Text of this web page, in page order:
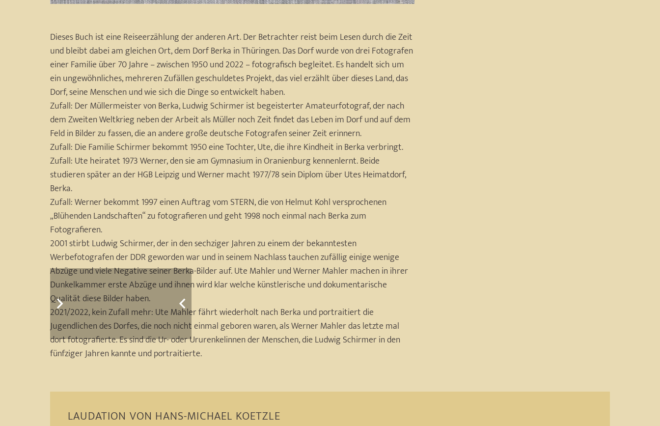
Dieses Buch ist eine Reiseerzählung der anderen Art. Der Betrachter reist beim Lesen durch die Zeit
und bleibt dabei am gleichen Ort, dem Dorf Berka in Thüringen. Das Dorf wurde von drei Fotografen
einer Familie über 70 Jahre – zwischen 1950 und 2022 – fotografisch begleitet. Es handelt sich um
ein ungewöhnliches, mehreren Zufällen geschuldetes Projekt, das viel erzählt über dieses Land, das
Dorf, seine Menschen und wie sich die Dinge so entwickelt haben.
Zufall: Der Müllermeister von Berka, Ludwig Schirmer ist begeisterter Amateurfotograf, der nach
dem Zweiten Weltkrieg neben der Arbeit als Müller noch Zeit findet das Leben im Dorf und auf dem
Feld in Bilder zu fassen, die an andere große deutsche Fotografen seiner Zeit erinnern.
Zufall: Die Familie Schirmer bekommt 1950 eine Tochter, Ute, die ihre Kindheit in Berka verbringt.
Zufall: Ute heiratet 1973 Werner, den sie am Gymnasium in Oranienburg kennenlernt. Beide
studieren später an der HGB Leipzig und Werner macht 1977/78 sein Diplom über Utes Heimatdorf,
Berka.
Zufall: Werner bekommt 1997 einen Auftrag vom STERN, die von Helmut Kohl versprochenen
„Blühenden Landschaften“ zu fotografieren und geht 1998 noch einmal nach Berka zum
Fotografieren.
2001 stirbt Ludwig Schirmer, der in den sechziger Jahren zu einem der bekanntesten
Werbefotografen der DDR geworden war und in seinem Nachlass tauchen zufällig einige wenige
Abzüge und viele Negative seiner Berka-Bilder auf. Ute Mahler und Werner Mahler machen in ihrer
Dunkelkammer erste Abzüge und ihnen wird klar welche künstlerische und dokumentarische
Qualität diese Bilder haben.
2021/2022, kein Zufall mehr: Ute Mahler fährt wiederholt nach Berka und portraitiert die
Jugendlichen des Dorfes, die noch nicht einmal geboren waren, als Werner Mahler das letzte mal
dort fotografierte. Es sind die Ur- oder Ururenkelinnen der Menschen, die Ludwig Schirmer in den
fünfziger Jahren kannte und portraitierte.
LAUDATION VON HANS-MICHAEL KOETZLE